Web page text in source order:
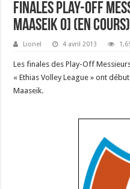
Finales Play-Off
Maaseik 0] (en cours)
Lionel 4 avril 2013
Les finales des Play-Off
« Ethias Volley League » ont
Maaseik.